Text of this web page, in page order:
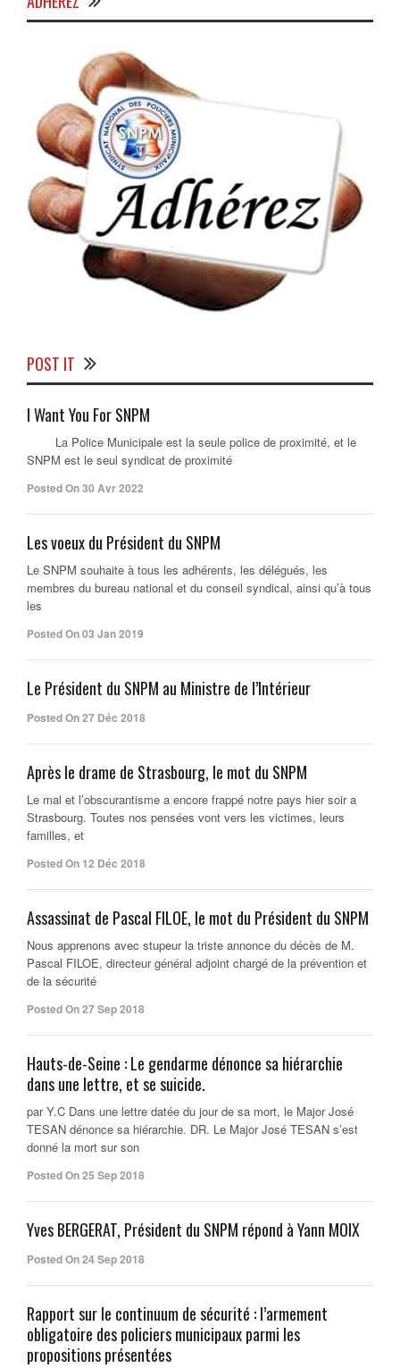
POST IT
I Want You For SNPM
La Police Municipale est la seule police de proximité, et le
SNPM est le seul syndicat de proximité
Posted On 30 Avr 2022
Les voeux du Président du SNPM
Le SNPM souhaite à tous les adhérents, les délégués, les
membres du bureau national et du conseil syndical, ainsi qu’à tous
les
Posted On 03 Jan 2019
Le Président du SNPM au Ministre de l’Intérieur
Posted On 27 Déc 2018
Après le drame de Strasbourg, le mot du SNPM
Le mal et l’obscurantisme a encore frappé notre pays hier soir a
Strasbourg. Toutes nos pensées vont vers les victimes, leurs
familles, et
Posted On 12 Déc 2018
Assassinat de Pascal FILOE, le mot du Président du SNPM
Nous apprenons avec stupeur la triste annonce du décès de M.
Pascal FILOE, directeur général adjoint chargé de la prévention et
de la sécurité
Posted On 27 Sep 2018
Hauts-de-Seine : Le gendarme dénonce sa hiérarchie
dans une lettre, et se suicide.
par Y.C Dans une lettre datée du jour de sa mort, le Major José
TESAN dénonce sa hiérarchie. DR. Le Major José TESAN s’est
donné la mort sur son
Posted On 25 Sep 2018
Yves BERGERAT, Président du SNPM répond à Yann MOIX
Posted On 24 Sep 2018
Rapport sur le continuum de sécurité : l’armement
obligatoire des policiers municipaux parmi les
propositions présentées